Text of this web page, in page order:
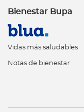
Bienestar Bupa
Vidas más saludables
Notas de bienestar